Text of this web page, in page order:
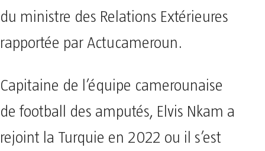
du ministre des Relations Extérieures
rapportée par Actucameroun.
Capitaine de l’équipe camerounaise
de football des amputés, Elvis Nkam a
rejoint la Turquie en 2022 ou il s’est